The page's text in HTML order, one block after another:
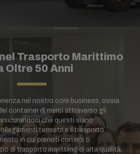
Trasporto Marittimo
Oltre 50 Anni
nel nostro core business, ossia
container di merci attraverso gli
che questi siano
terrestri e il trasporto
in cui prenoti con noi ti
di trasporto marittimo di alta qualità.